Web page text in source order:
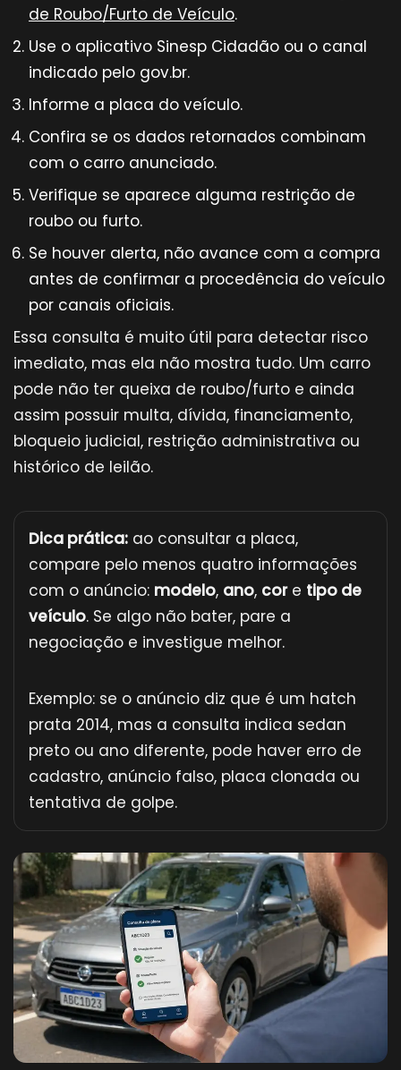
de Roubo/Furto de Veículo.
Use o aplicativo Sinesp Cidadão ou o canal
indicado pelo gov.br.
Informe a placa do veículo.
Confira se os dados retornados combinam
com o carro anunciado.
Verifique se aparece alguma restrição de
roubo ou furto.
Se houver alerta, não avance com a compra
antes de confirmar a procedência do veículo
por canais oficiais.
Essa consulta é muito útil para detectar risco
imediato, mas ela não mostra tudo. Um carro
pode não ter queixa de roubo/furto e ainda
assim possuir multa, dívida, financiamento,
bloqueio judicial, restrição administrativa ou
histórico de leilão.
Dica prática: ao consultar a placa,
compare pelo menos quatro informações
com o anúncio: modelo, ano, core tipo de
veículo. Se algo não bater, pare a
negociação e investigue melhor.
Exemplo: se o anúncio diz que é um hatch
prata 2014, mas a consulta indica sedan
preto ou ano diferente, pode haver erro de
cadastro, anúncio falso, placa clonada ou
tentativa de golpe.